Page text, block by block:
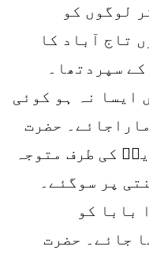
لوگوں کو
تاج آباد کا
سپردتھا۔
ایسا نہ ہو کوئی
حضرت
کی طرف متوجہ
پر سوگئے۔
بابا کو
جائے۔ حضرت